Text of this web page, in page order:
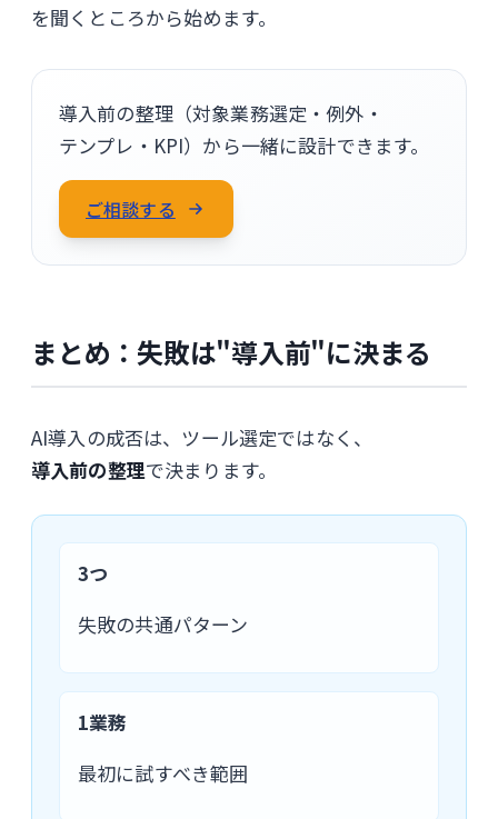
を聞くところから始めます。
導入前の整理（対象業務選定・例外・
テンプレ・KPI）から一緒に設計できます。
ご相談する
まとめ：失敗は"導入前"に決まる
AI導入の成否は、ツール選定ではなく、
導入前の整理で決まります。
3つ
失敗の共通パターン
1業務
最初に試すべき範囲